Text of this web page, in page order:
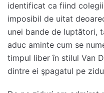
identificat ca fiind
imposibil de uitat
unei bande de luptători,
aduc aminte cum se
timpul liber în stilul Van
dintre ei şpagatul pe